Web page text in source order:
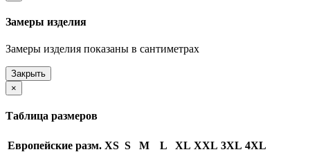
Замеры изделия
Замеры изделия показаны в сантиметрах
Закрыть
×
Таблица размеров
Европейские разм. XS S M L XL XXL 3XL 4XL